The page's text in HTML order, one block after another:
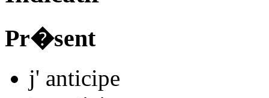
Pr�sent
j' anticipe